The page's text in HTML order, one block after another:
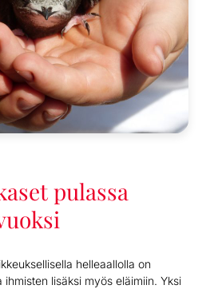
pulassa
helleaallolla on
ihmisten lisäksi myös eläimiin. Yksi